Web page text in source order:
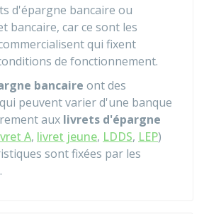
d'épargne bancaire ou
bancaire, car ce sont les
qui fixent
de fonctionnement.
bancaire ont des
peuvent varier d'une banque
aux livrets d'épargne
A, livret jeune, LDDS, LEP)
sont fixées par les